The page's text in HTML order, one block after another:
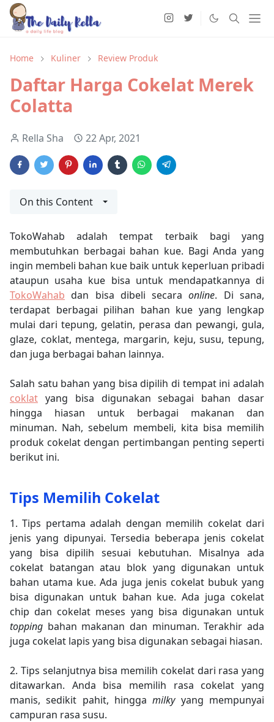
Home Kuliner Review Produk
Daftar Harga Cokelat Merek
Colatta
Rella Sha 22 Apr, 2021
On this Content
TokoWahab adalah tempat terbaik bagi yang
membutuhkan berbagai bahan kue. Bagi Anda yang
ingin membeli bahan kue baik untuk keperluan pribadi
ataupun usaha kue bisa untuk mendapatkannya di
TokoWahab dan bisa dibeli secaraonline. Di sana,
terdapat berbagai pilihan bahan kue yang lengkap
mulai dari tepung, gelatin, perasa dan pewangi, gula,
glaze, coklat, mentega, margarin, keju, susu, tepung,
dan juga berbagai bahan lainnya.
Salah satu bahan yang bisa dipilih di tempat ini adalah
coklat yang bisa digunakan sebagai bahan dasar
hingga hiasan untuk berbagai makanan dan
minuman. Nah, sebelum membeli, kita bisa memilih
produk cokelat dengan pertimbangan penting seperti
berikut ini.
Tips Memilih Cokelat
1. Tips pertama adalah dengan memilih cokelat dari
jenis yang dipunyai. Tersedia beberapa jenis cokelat
yang bisa dipilih sesuai kebutuhan. Misalnya ada
cokelat batangan atau blok yang digunakan untuk
bahan utama kue. Ada juga jenis cokelat bubuk yang
bisa digunakan untuk bahan kue. Ada juga cokelat
chip dan cokelat meses yang bisa digunakan untuk
topping bahan makanan dan minuman. Terakhir ada
juga cokelat lapis yang bisa digunakan sebagai hiasan.
2. Tips selanjutnya bisa memilih cokelat dari rasa yang
ditawarkan. Anda bisa memilih rasa cokelat yang
manis, sedikit pahit, hinggamilkyyang mempunyai
campuran rasa susu.